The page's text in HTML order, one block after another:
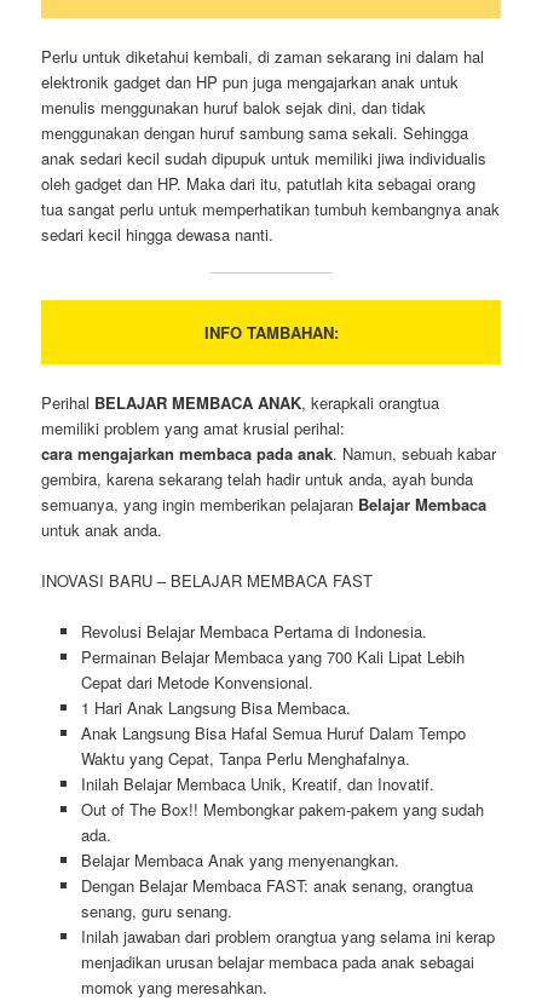
Perlu untuk diketahui kembali, di zaman sekarang ini dalam hal
elektronik gadget dan HP pun juga mengajarkan anak untuk
menulis menggunakan huruf balok sejak dini, dan tidak
menggunakan dengan huruf sambung sama sekali. Sehingga
anak sedari kecil sudah dipupuk untuk memiliki jiwa individualis
oleh gadget dan HP. Maka dari itu, patutlah kita sebagai orang
tua sangat perlu untuk memperhatikan tumbuh kembangnya anak
sedari kecil hingga dewasa nanti.
INFO TAMBAHAN:
Perihal BELAJAR MEMBACA ANAK, kerapkali orangtua
memiliki problem yang amat krusial perihal:
cara mengajarkan membaca pada anak. Namun, sebuah kabar
gembira, karena sekarang telah hadir untuk anda, ayah bunda
semuanya, yang ingin memberikan pelajaran Belajar Membaca
untuk anak anda.
INOVASI BARU – BELAJAR MEMBACA FAST
Revolusi Belajar Membaca Pertama di Indonesia.
Permainan Belajar Membaca yang 700 Kali Lipat Lebih
Cepat dari Metode Konvensional.
1 Hari Anak Langsung Bisa Membaca.
Anak Langsung Bisa Hafal Semua Huruf Dalam Tempo
Waktu yang Cepat, Tanpa Perlu Menghafalnya.
Inilah Belajar Membaca Unik, Kreatif, dan Inovatif.
Out of The Box!! Membongkar pakem-pakem yang sudah
ada.
Belajar Membaca Anak yang menyenangkan.
Dengan Belajar Membaca FAST: anak senang, orangtua
senang, guru senang.
Inilah jawaban dari problem orangtua yang selama ini kerap
menjadikan urusan belajar membaca pada anak sebagai
momok yang meresahkan.